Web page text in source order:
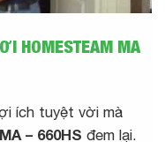
HOMESTEAM MA
ích tuyệt vời mà
– 660HS đem lại.